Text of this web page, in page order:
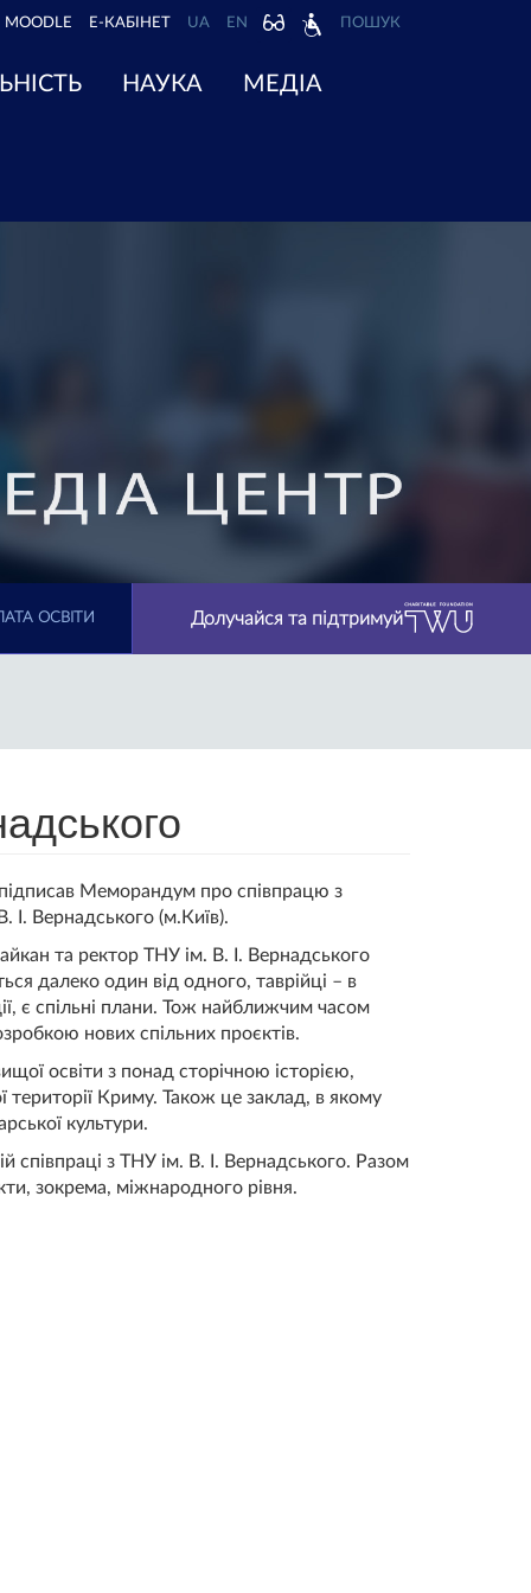
MOODLE Е-КАБІНЕТ UA EN ПОШУК
НАУКА
МЕДІА
ОСВІТИ Долучайся та підтримуй
Меморандум про співпрацю з
І. Вернадського (м.Київ).
та ректор ТНУ ім. В. І. Вернадського
далеко один від одного, таврійці – в
є спільні плани. Тож найближчим часом
нових спільних проєктів.
освіти з понад сторічною історією,
Криму. Також це заклад, в якому
культури.
з ТНУ ім. В. І. Вернадського. Разом
зокрема, міжнародного рівня.